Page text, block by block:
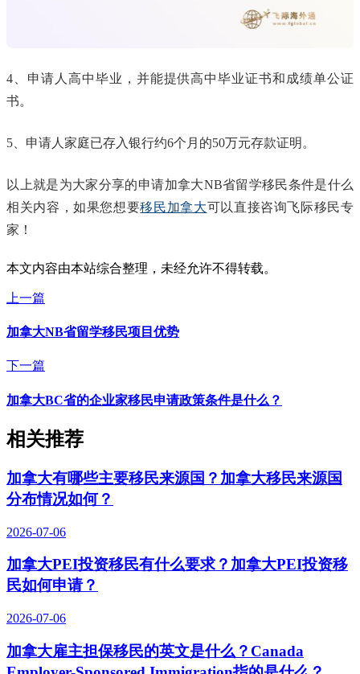
4、申请人高中毕业，并能提供高中毕业证书和成绩单公证
书。
5、申请人家庭已存入银行约6个月的50万元存款证明。
​​​以上就是为大家分享的申请加拿大NB省留学移民条件是什么
相关内容，如果您想要移民加拿大可以直接咨询飞际移民专
家！
本文内容由本站综合整理，未经允许不得转载。
上一篇
加拿大NB省留学移民项目优势
下一篇
加拿大BC省的企业家移民申请政策条件是什么？
相关推荐
加拿大有哪些主要移民来源国？加拿大移民来源国
分布情况如何？
2026-07-06
加拿大PEI投资移民有什么要求？加拿大PEI投资移
民如何申请？
2026-07-06
加拿大雇主担保移民的英文是什么？Canada